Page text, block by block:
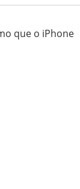
que o iPhone